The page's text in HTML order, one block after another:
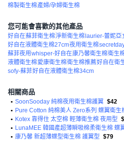
棉製衛生棉產婦/孕婦衛生棉
您可能會喜歡的其他產品
好自在蘇菲衛生棉淨新衛生棉 laurier-蕾妮亞
好自在液體衛生棉27cm夜用衛生棉
蘇菲夜用 whisper-好自在康乃馨衛生棉衛生
液體衛生棉愛康衛生棉衛生棉推薦好自在衛
sofy-蘇菲好自在液體衛生棉34cm
相關商品
• SoonSooday 純棉夜用衛生棉護翼 $42
• Pure Cotton 純棉美人 Zero系列 蝶翼衛生
• Kotex 靠得住 太空棉 輕薄衛生棉 夜用型
•
• 康乃馨 新超薄蝶型衛生棉 護翼型 $79